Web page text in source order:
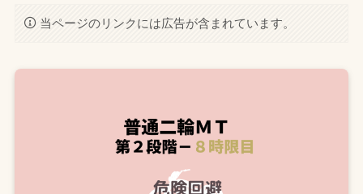
当ページのリンクには広告が含まれています。